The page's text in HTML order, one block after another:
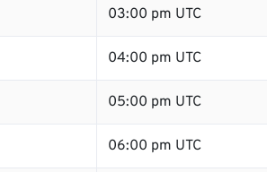
03:00 pm UTC
04:00 pm UTC
05:00 pm UTC
06:00 pm UTC